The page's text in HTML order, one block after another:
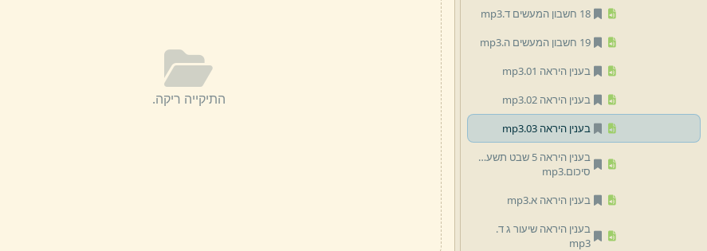
18 חשבון המעשים ד.
mp3
19 חשבון המעשים ה.
mp3
בענין היראה 01.
mp3
בענין היראה 02.
mp3
בענין היראה 03.
mp3
בענין היראה 5 שבט תשעא -
סיכום.mp3
בענין היראה א.mp3
בענין היראה שיעור ג ד.
mp3
התיקייה ריקה.